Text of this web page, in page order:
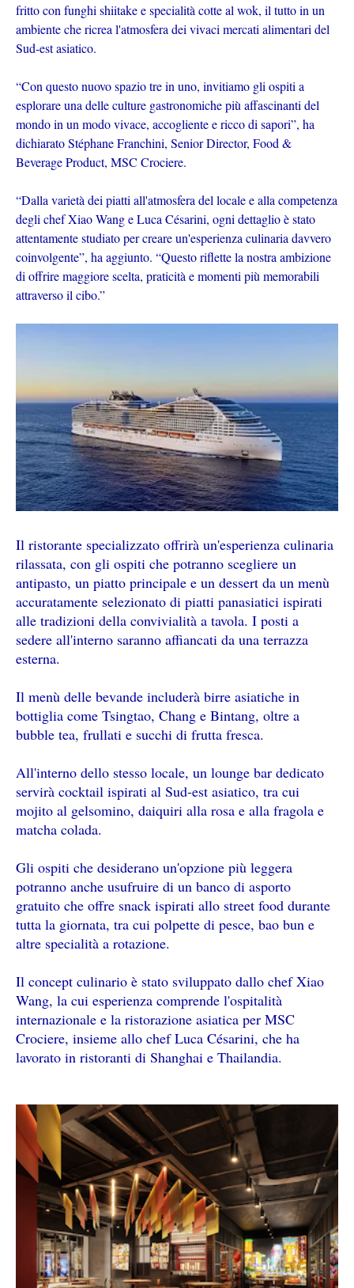
fritto con funghi shiitake e specialità cotte al wok, il tutto in un
ambiente che ricrea l'atmosfera dei vivaci mercati alimentari del
Sud-est asiatico.
“Con questo nuovo spazio tre in uno, invitiamo gli ospiti a
esplorare una delle culture gastronomiche più affascinanti del
mondo in un modo vivace, accogliente e ricco di sapori”, ha
dichiarato Stéphane Franchini, Senior Director, Food &
Beverage Product, MSC Crociere.
“Dalla varietà dei piatti all'atmosfera del locale e alla competenza
degli chef Xiao Wang e Luca Césarini, ogni dettaglio è stato
attentamente studiato per creare un'esperienza culinaria davvero
coinvolgente”, ha aggiunto. “Questo riflette la nostra ambizione
di offrire maggiore scelta, praticità e momenti più memorabili
attraverso il cibo.”
Il ristorante specializzato offrirà un'esperienza culinaria
rilassata, con gli ospiti che potranno scegliere un
antipasto, un piatto principale e un dessert da un menù
accuratamente selezionato di piatti panasiatici ispirati
alle tradizioni della convivialità a tavola. I posti a
sedere all'interno saranno affiancati da una terrazza
esterna.
Il menù delle bevande includerà birre asiatiche in
bottiglia come Tsingtao, Chang e Bintang, oltre a
bubble tea, frullati e succhi di frutta fresca.
All'interno dello stesso locale, un lounge bar dedicato
servirà cocktail ispirati al Sud-est asiatico, tra cui
mojito al gelsomino, daiquiri alla rosa e alla fragola e
matcha colada.
Gli ospiti che desiderano un'opzione più leggera
potranno anche usufruire di un banco di asporto
gratuito che offre snack ispirati allo street food durante
tutta la giornata, tra cui polpette di pesce, bao bun e
altre specialità a rotazione.
Il concept culinario è stato sviluppato dallo chef Xiao
Wang, la cui esperienza comprende l'ospitalità
internazionale e la ristorazione asiatica per MSC
Crociere, insieme allo chef Luca Césarini, che ha
lavorato in ristoranti di Shanghai e Thailandia.